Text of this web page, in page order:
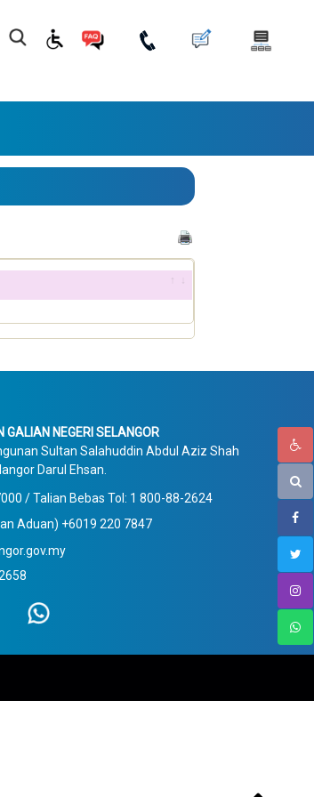
NEGERI SELANGOR
Sultan Salahuddin Abdul Aziz Shah
Darul Ehsan.
/ Talian Bebas Tol: 1 800-88-2624
Aduan) +6019 220 7847